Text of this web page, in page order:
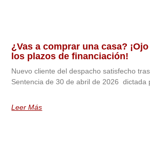
¿Vas a comprar una casa?
los plazos de financiación!
Nuevo cliente del despacho satisfecho
Sentencia de 30 de abril de 2026 dictada
Leer Más